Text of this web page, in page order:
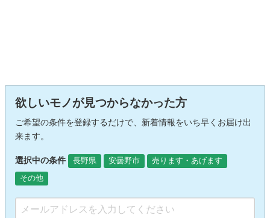
欲しいモノが見つからなかった方
ご希望の条件を登録するだけで、新着情報をいち早くお届け出
来ます。
選択中の条件 長野県 安曇野市
売ります・あげます
その他